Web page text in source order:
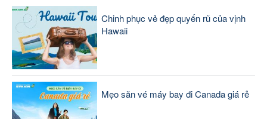
Chinh phục vẻ đẹp quyến rũ của vịnh
Hawaii
Mẹo săn vé máy bay đi Canada giá rẻ